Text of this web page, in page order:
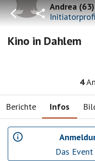
Andrea(63)
Kino in Dahlem
4
Berichte Infos
Das